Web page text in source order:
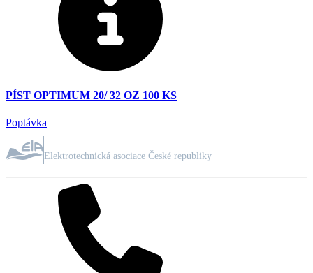
PÍST OPTIMUM 20/ 32 OZ 100 KS
Poptávka
Elektrotechnická asociace České republiky